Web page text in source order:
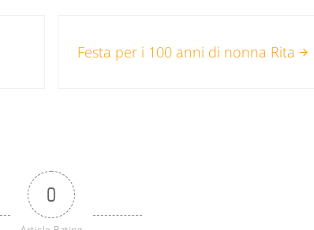
Festa per i 100 anni di nonna Rita
0